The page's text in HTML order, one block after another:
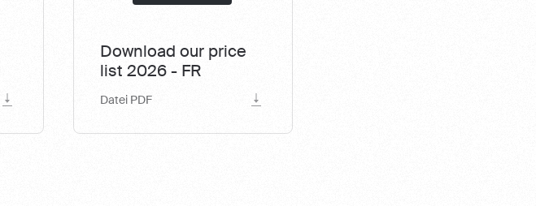
Download our price
list 2026 - FR
Datei PDF